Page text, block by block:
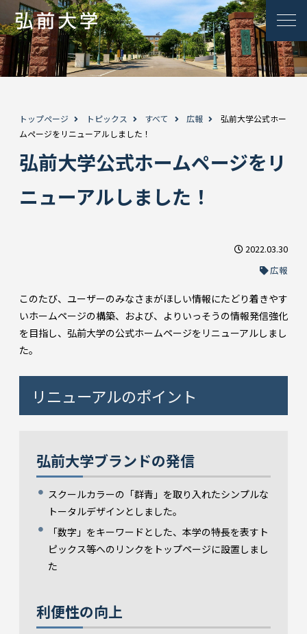
トップページ トピックス すべて 広報
弘前大学公式ホー
ムページをリニューアルしました！
弘前大学公式ホームページをリ
ニューアルしました！
2022.03.30
広報
このたび、ユーザーのみなさまがほしい情報にたどり着きやす
いホームページの構築、および、よりいっそうの情報発信強化
を目指し、弘前大学の公式ホームページをリニューアルしまし
た。
リニューアルのポイント
弘前大学ブランドの発信
スクールカラーの「群青」を取り入れたシンプルな
トータルデザインとしました。
「数字」をキーワードとした、本学の特長を表すト
ピックス等へのリンクをトップページに設置しまし
た
利便性の向上